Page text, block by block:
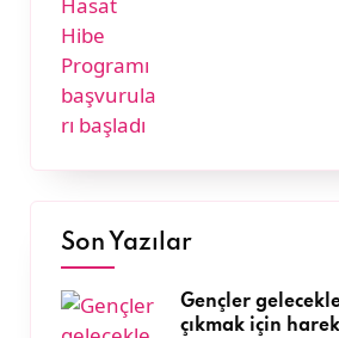
Son Yazılar
Gençler
çıkmak için